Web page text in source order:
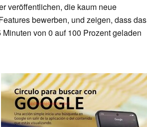
veröffentlichen, die kaum neue
bewerben, und zeigen, dass das
von 0 auf 100 Prozent geladen